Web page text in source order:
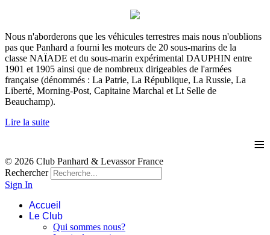
Nous n'aborderons que les véhicules terrestres mais nous n'oublions
pas que Panhard a fourni les moteurs de 20 sous-marins de la
classe NAÏADE et du sous-marin expérimental DAUPHIN entre
1901 et 1905 ainsi que de nombreux dirigeables de l'armées
française (dénommés : La Patrie, La République, La Russie, La
Liberté, Morning-Post, Capitaine Marchal et Lt Selle de
Beauchamp).
Lire la suite
≡
© 2026 Club Panhard & Levassor France
Rechercher
Sign In
Accueil
Le Club
Qui sommes nous?